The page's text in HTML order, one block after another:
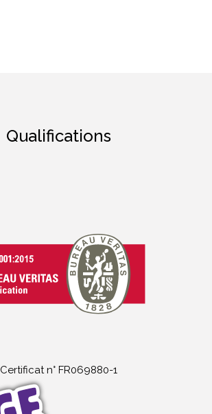
Qualifications
Certificat n° FR069880-1